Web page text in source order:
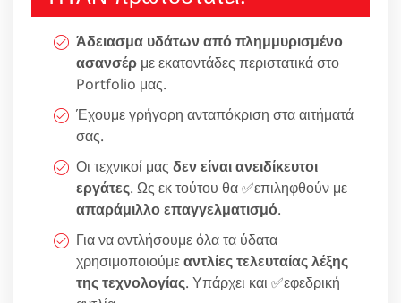
Άδειασμα υδάτων από πλημμυρισμένο
ασανσέρ με εκατοντάδες περιστατικά στο
Portfolio μας.
Έχουμε γρήγορη ανταπόκριση στα αιτήματά
σας.
Οι τεχνικοί μας δεν είναι ανειδίκευτοι
εργάτες. Ως εκ τούτου θα ✅επιληφθούν με
απαράμιλλο επαγγελματισμό.
Για να αντλήσουμε όλα τα ύδατα
χρησιμοποιούμεαντλίες τελευταίας λέξης
της τεχνολογίας. Υπάρχει και ✅εφεδρική